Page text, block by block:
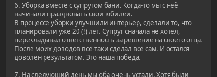
6. Уборка вместе с супругом бани. Когда-то мы с неё
начинали праздновать свои юбилеи.
В процессе уборки улучшили интерьер, сделали то, что
планировали уже 20 (!) лет. Супруг сначала не хотел,
перекладывал ответственность за решение на своего отца.
После моих доводов всё-таки сделал всё сам. И остался
доволен результатом. Это наша победа.
7. На следующий день мы оба очень устали. Хотя были